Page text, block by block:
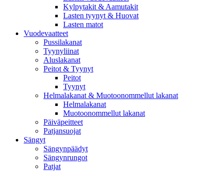
Kylpytakit & Aamutakit
Lasten tyynyt & Huovat
Lasten matot
Vuodevaatteet
Pussilakanat
Tyynyliinat
Aluslakanat
Peitot & Tyynyt
Peitot
Tyynyt
Helmalakanat & Muotoonommellut lakanat
Helmalakanat
Muotoonommellut lakanat
Päiväpeitteet
Patjansuojat
Sängyt
Sängynpäädyt
Sängynrungot
Patjat